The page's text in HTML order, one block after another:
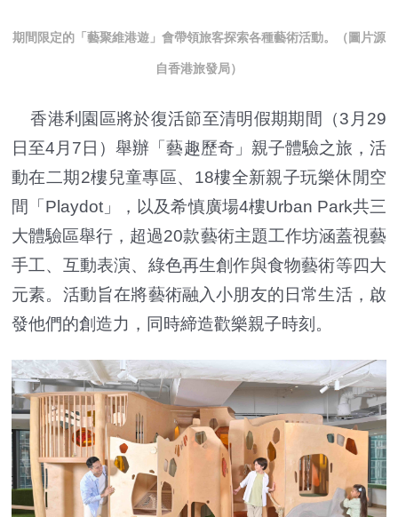
期間限定的「藝聚維港遊」會帶領旅客探索各種藝術活動。（圖片源
自香港旅發局）
香港利園區將於復活節至清明假期期間（3月29
日至4月7日）舉辦「藝趣歷奇」親子體驗之旅，活
動在二期2樓兒童專區、18樓全新親子玩樂休閒空
間「Playdot」，以及希慎廣場4樓Urban Park共三
大體驗區舉行，超過20款藝術主題工作坊涵蓋視藝
手工、互動表演、綠色再生創作與食物藝術等四大
元素。活動旨在將藝術融入小朋友的日常生活，啟
發他們的創造力，同時締造歡樂親子時刻。